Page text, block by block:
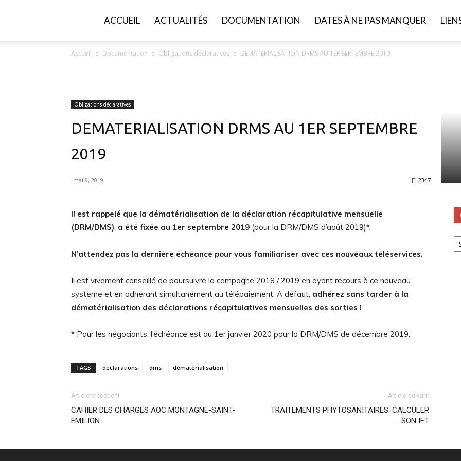
ACCUEIL ACTUALITÉS DOCUMENTATION DATES À NE PAS MANQUER
Accueil Documentation Obligations déclaratives DEMATERIALISATION DRMS AU 1ER SEPTEMBRE 2019
Obligations déclaratives
DEMATERIALISATION DRMS AU 1ER SEPTEMBRE
2019
mai 9, 2019 2347
Il est rappelé que la dématérialisation de la déclaration récapitulative mensuelle
(DRM/DMS), a été fixée au 1er septembre 2019 (pour la DRM/DMS d’août 2019)*.
N’attendez pas la dernière échéance pour vous familiariser avec ces nouveaux téléservices.
Il est vivement conseillé de poursuivre la campagne 2018 / 2019 en ayant recours à ce nouveau
système et en adhérant simultanément au télépaiement. A défaut, adhérez sans tarder à la
dématérialisation des déclarations récapitulatives mensuelles des sorties !
* Pour les négociants, l’échéance est au 1er janvier 2020 pour la DRM/DMS de décembre 2019.
TAGS déclarations dms dématérialisation
Article précédent
CAHIER DES CHARGES AOC MONTAGNE-SAINT-
EMILION
Article suivant
TRAITEMENTS PHYTOSANITAIRES: CALCULER
SON IFT